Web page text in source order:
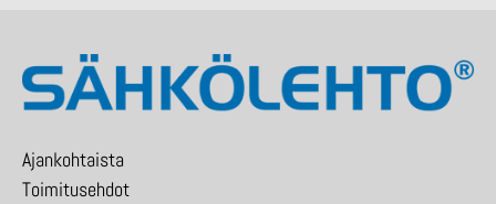
Ajankohtaista
Toimitusehdot